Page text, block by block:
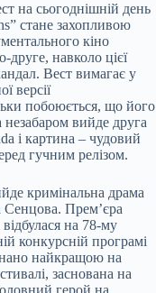
на сьогоднішній день
стане захопливою
кіно
друге, навколо цієї
Вест вимагає у
версії
побоюється, що його
вийде друга
і картина – чудовий
гучним релізом.
кримінальна драма
Сенцова. Прем’єра
на 78-му
конкурсній програмі
найкращою на
заснована на